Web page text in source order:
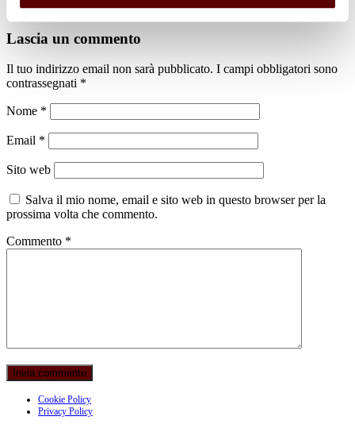
Lascia un commento
Il tuo indirizzo email non sarà pubblicato. I campi obbligatori sono
contrassegnati *
Nome *
Email *
Sito web
Salva il mio nome, email e sito web in questo browser per la
prossima volta che commento.
Commento *
Cookie Policy
Privacy Policy